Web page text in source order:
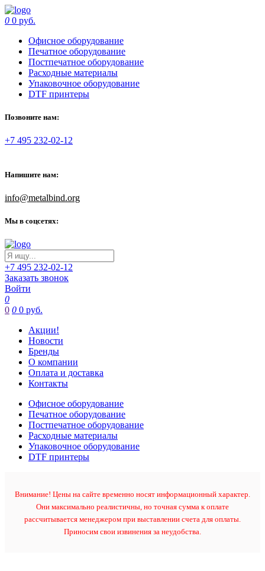
0 0 руб.
Офисное оборудование
Печатное оборудование
Постпечатное оборудование
Расходные материалы
Упаковочное оборудование
DTF принтеры
Позвоните нам:
+7 495 232-02-12
Напишите нам:
info@metalbind.org
Мы в соцсетях:
+7 495 232-02-12
Заказать звонок
Войти
0
0 0 0 руб.
Акции!
Новости
Бренды
О компании
Оплата и доставка
Контакты
Офисное оборудование
Печатное оборудование
Постпечатное оборудование
Расходные материалы
Упаковочное оборудование
DTF принтеры
Внимание! Цены на сайте временно носят информационный характер.
Они максимально реалистичны, но точная сумма к оплате
рассчитывается менеджером при выставлении счета для оплаты.
Приносим свои извинения за неудобства.